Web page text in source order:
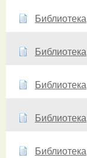
Библиотека
Библиотека
Библиотека
Библиотека
Библиотека